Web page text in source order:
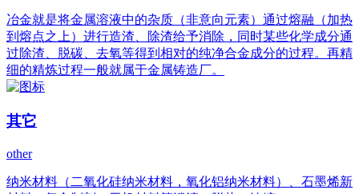
冶金就是将金属溶液中的杂质（非意向元素）通过熔融（加热
到熔点之上）进行造渣、除渣给予消除，同时某些化学成分通
过除渣、脱碳、去氧等得到相对的纯净合金成分的过程。再精
细的精炼过程一般就属于金属铸造厂。
其它
other
纳米材料（二氧化硅纳米材料，氧化铝纳米材料）、石墨烯新